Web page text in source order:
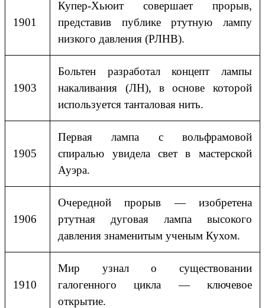
1901
Купер-Хьюит совершает прорыв,
представив публике ртутную лампу
низкого давления (РЛНВ).
1903
Больтен разработал концепт лампы
накаливания (ЛН), в основе которой
используется танталовая нить.
1905
Первая лампа с вольфрамовой
спиралью увидела свет в мастерской
Ауэра.
1906
Очередной прорыв — изобретена
ртутная дуговая лампа высокого
давления знаменитым ученым Кухом.
1910
Мир узнал о существовании
галогенного цикла — ключевое
открытие.